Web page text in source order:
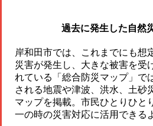
過去に発生した自然
岸和田市では、これまでにも想
災害が発生し、大きな被害を受
れている「総合防災マップ」で
される地震や津波、洪水、土砂
マップを掲載。市民ひとりひと
一の時の災害対応に活用できる